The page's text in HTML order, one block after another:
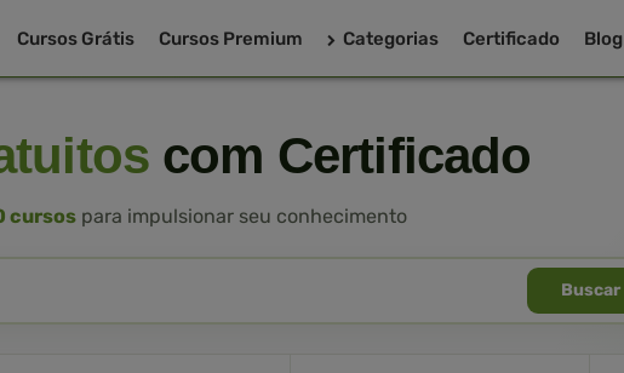
Cursos Grátis Cursos Premium Categorias Certificado Blog
com Certificado
cursos para impulsionar seu conhecimento
Buscar